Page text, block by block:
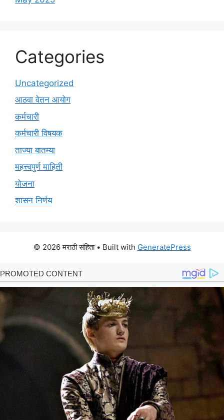
Categories
Uncategorized
आठवा वेतन आयोग
कर्मचारी
कर्मचारी विषयक
ताज्या बातम्या
महत्त्वपुर्ण माहिती
योजना
शासन निर्णय
© 2026 मराठी संहिता• Built with GeneratePress